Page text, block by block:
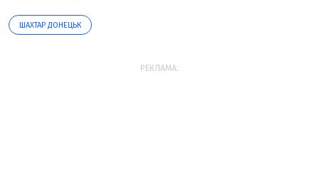
ШАХТАР ДОНЕЦЬК
РЕКЛАМА: